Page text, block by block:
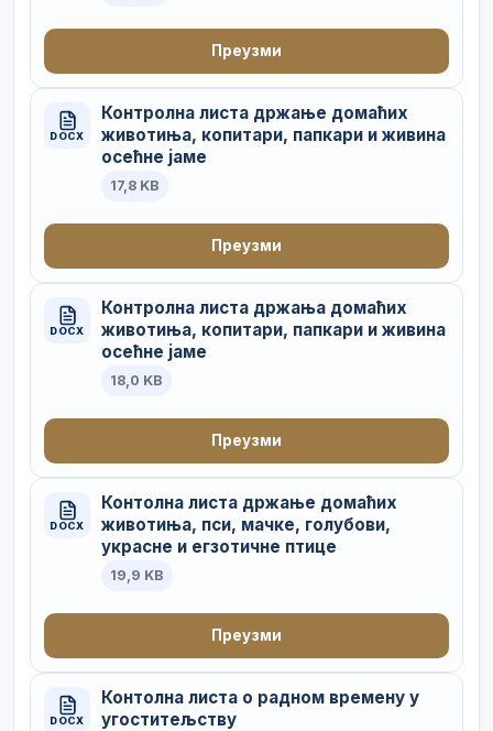
Преузми
DOCX
Контролна листа држање домаћих
животиња, копитари, папкари и живина
осећне јаме
17,8 KB
Преузми
DOCX
Контролна листа држања домаћих
животиња, копитари, папкари и живина
осећне јаме
18,0 KB
Преузми
DOCX
Контолна листа држање домаћих
животиња, пси, мачке, голубови,
украсне и егзотичне птице
19,9 KB
Преузми
DOCX
Контолна листа о радном времену у
угоститељству